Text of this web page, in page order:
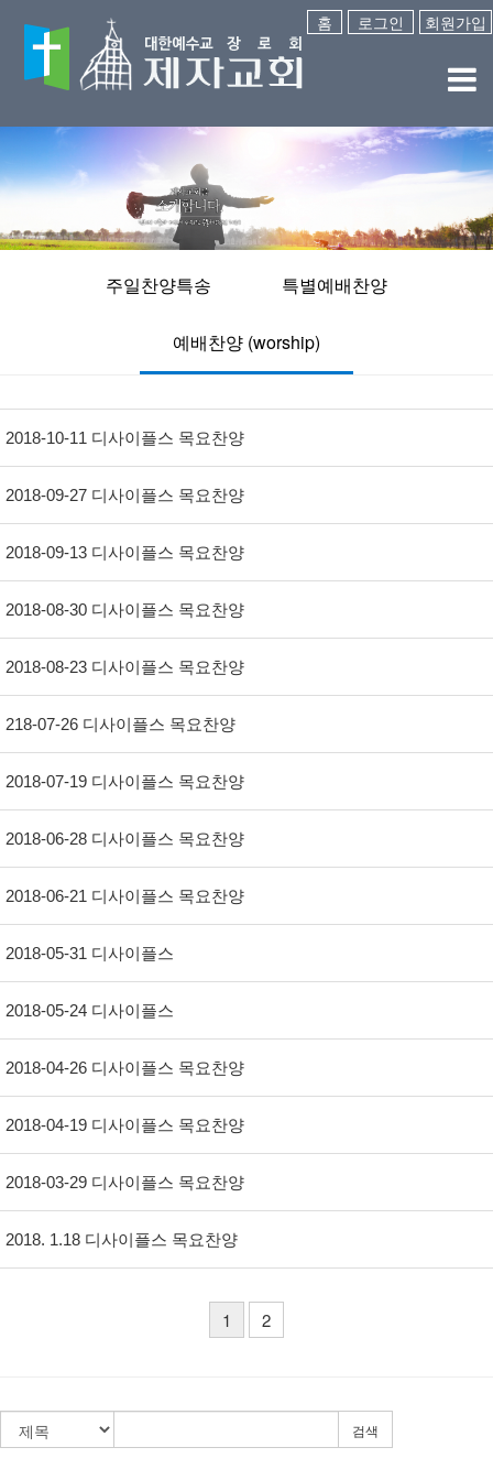
홈 로그인 회원가입
주일찬양특송 특별예배찬양
예배찬양 (worship)
2018-10-11 디사이플스 목요찬양
2018-09-27 디사이플스 목요찬양
2018-09-13 디사이플스 목요찬양
2018-08-30 디사이플스 목요찬양
2018-08-23 디사이플스 목요찬양
218-07-26 디사이플스 목요찬양
2018-07-19 디사이플스 목요찬양
2018-06-28 디사이플스 목요찬양
2018-06-21 디사이플스 목요찬양
2018-05-31 디사이플스
2018-05-24 디사이플스
2018-04-26 디사이플스 목요찬양
2018-04-19 디사이플스 목요찬양
2018-03-29 디사이플스 목요찬양
2018. 1.18 디사이플스 목요찬양
1 2
검색